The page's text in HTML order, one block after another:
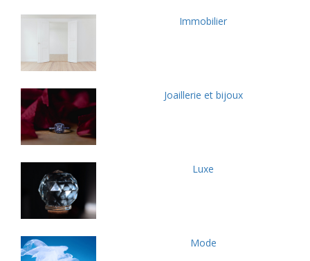
Immobilier
Joaillerie et bijoux
Luxe
Mode